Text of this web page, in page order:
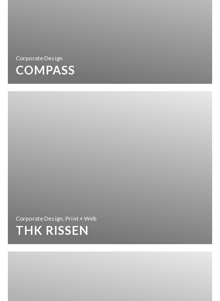
Corporate Design
COMPASS
Corporate Design, Print + Web
THK RISSEN